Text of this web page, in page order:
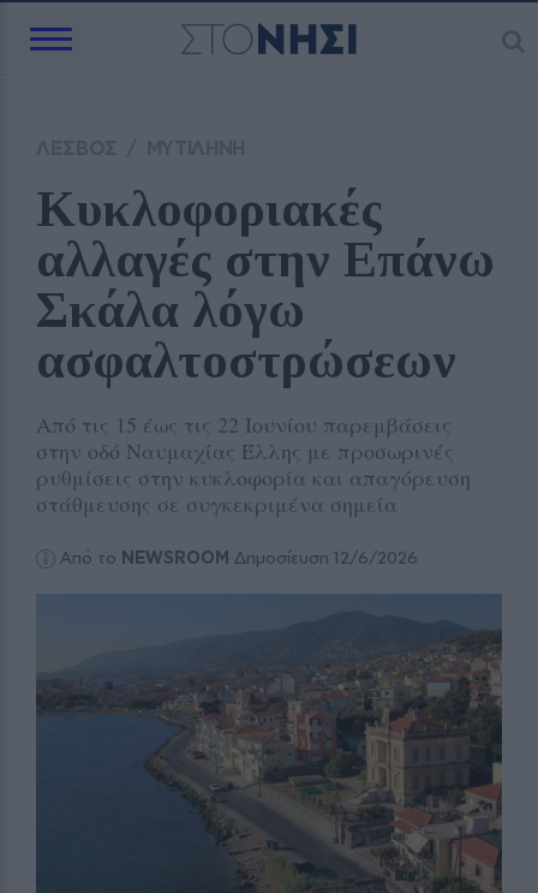
Κυκλοφοριακές
αλλαγές στην Επάνω
Σκάλα λόγω
ασφαλτοστρώσεων
Από τις 15 έως τις 22 Ιουνίου παρεμβάσεις
στην οδό Ναυμαχίας Έλλης με προσωρινές
ρυθμίσεις στην κυκλοφορία και απαγόρευση
στάθμευσης σε συγκεκριμένα σημεία
Από το NEWSROOM Δημοσίευση 12/6/2026